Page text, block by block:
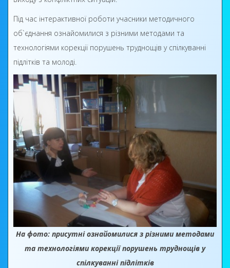
Під час інтерактивної роботи учасники методичного
об`єднання ознайомилися з різними методами та
технологіями корекції порушень труднощів у спілкуванні
підлітків та молоді.
На фото: присутні ознайомилися з різними методами
та технологіями корекції порушень труднощів у
спілкуванні підлітків